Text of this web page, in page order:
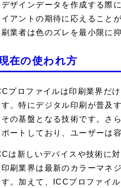
ザインデータを作成する際
イアントの期待に応えること
業者は色のズレを最小限に
在の使われ方
プロファイルは印刷業界だ
。特にデジタル印刷が普及
その基盤となる技術です。さ
ートしており、ユーザーは
は新しいデバイスや技術に
刷業界は最新のカラーマネ
す。加えて、ICCプロファイ